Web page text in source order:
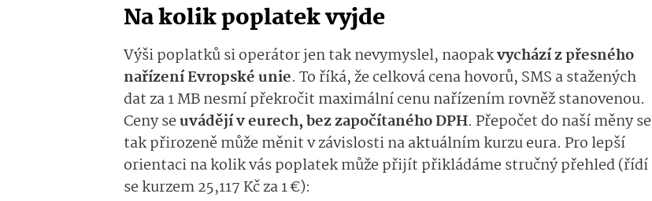
Na kolik poplatek vyjde
Výši poplatků si operátor jen tak nevymyslel, naopakvychází z přesného
nařízení Evropské unie. To říká, že celková cena hovorů, SMS a stažených
dat za 1 MB nesmí překročit maximální cenu nařízením rovněž stanovenou.
Ceny seuvádějí v eurech, bez započítaného DPH. Přepočet do naší měny se
tak přirozeně může měnit v závislosti na aktuálním kurzu eura. Pro lepší
orientaci na kolik vás poplatek může přijít přikládáme stručný přehled (řídí
se kurzem 25,117 Kč za 1 €):